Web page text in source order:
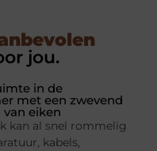
jou.
in de
met een zwevend
eiken
kan al snel rommelig
kabels,